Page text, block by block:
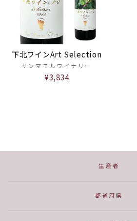
下北ワインArt Selection
サンマモルワイナリー
¥3,834
生産者
都道府県